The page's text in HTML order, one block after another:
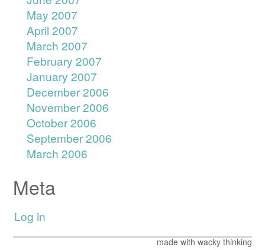
May 2007
April 2007
March 2007
February 2007
January 2007
December 2006
November 2006
October 2006
September 2006
March 2006
Meta
Log in
made with wacky thinking